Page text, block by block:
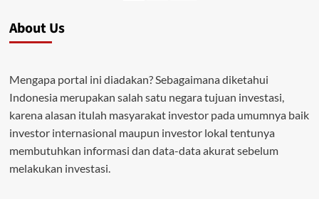
Perdana
Manturov
About Us
Mengapa portal ini diadakan? Sebagaimana diketahui
Indonesia merupakan salah satu negara tujuan investasi,
karena alasan itulah masyarakat investor pada umumnya baik
investor internasional maupun investor lokal tentunya
membutuhkan informasi dan data-data akurat sebelum
melakukan investasi.